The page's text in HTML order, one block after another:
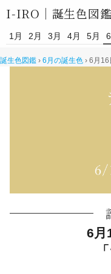
I-IRO｜ 誕生色図鑑
1月 2月 3月 4月 5月
誕生色図鑑 › 6月の誕生色 › 6月16
6月